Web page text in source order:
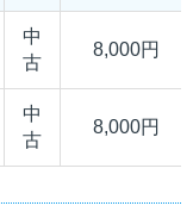
中
古
8,000円
中
古
8,000円